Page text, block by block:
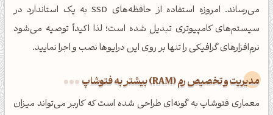
می‌رساند. امروزه استفاده از حافظه‌های SSD به یک استاندارد در
سیستم‌های کامپیوتری تبدیل شده است؛ لذا اکیداً توصیه می‌شود
نرم‌افزارهای گرافیکی را تنها بر روی این درایوها نصب و اجرا نمایید.
مدیریت و تخصیص رم (RAM) بیشتر به فتوشاپ
معماری فتوشاپ به گونه‌ای طراحی شده است که کاربر می‌تواند میزان